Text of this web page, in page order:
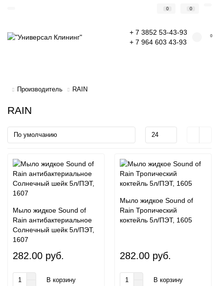
0 0
+ 7 3852 53-43-93
+ 7 964 603 43-93
0
Производитель RAIN
RAIN
Мыло жидкое Sound of
Rain антибактериальное
Солнечный шейк 5л/ПЭТ,
1607
282.00 руб.
В корзину
Мыло жидкое Sound of
Rain Тропический
коктейль 5л/ПЭТ, 1605
282.00 руб.
В корзину